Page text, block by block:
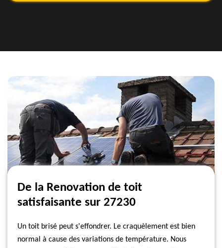
De la Renovation de toit
satisfaisante sur 27230
Un toit brisé peut s'effondrer. Le craquèlement est bien
normal à cause des variations de température. Nous